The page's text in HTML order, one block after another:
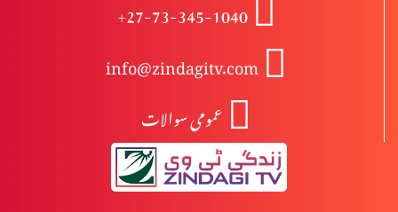
یسوع مسیح کا مرُدوں میں سے جی اٹھانا
+27-73-345-1040
info@zindagitv.com
عمومی سوالات